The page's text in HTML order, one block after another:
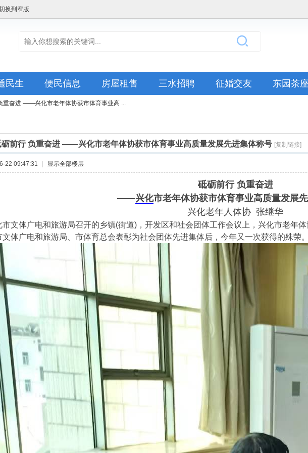
换到窄版
民生 便民信息 房屋租售 三水招聘 征婚交友 东园茶
重奋进 ——兴化市老年体协获市体育事业高 ...
砺前行 负重奋进 ——兴化市老年体协获市体育事业高质量发展先进集体称号 [复制链接]
22 09:47:31 显示全部楼层
砥砺前行 负重奋进
——兴化市老年体协获市体育事业高质量发展
兴化老年人体协 张继华
市文体广电和旅游局召开的乡镇(街道)，开发区和社会团体工作会议上，兴化市老年
文体广电和旅游局、市体育总会表彰为社会团体先进集体后，今年又一次获得的殊荣